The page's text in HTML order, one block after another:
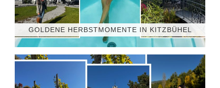
GOLDENE HERBSTMOMENTE IN KITZBÜHEL